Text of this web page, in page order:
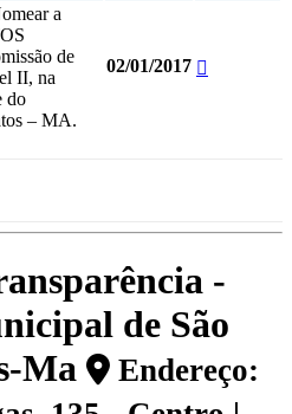
a
de
II, na
do
– MA.
02/01/2017
-
de São
Ma
Endereço: